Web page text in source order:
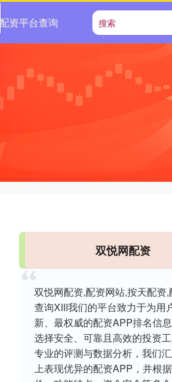
配资平台查询
双悦网配资
双悦网配资,配资网站,按天配资,
查询XIII‌我们的平台致力于为用
新、最权威的配资APP排名信
选择安全、可靠且高效的投资
专业的评测与数据分析，我们
上表现优异的配资APP，并根